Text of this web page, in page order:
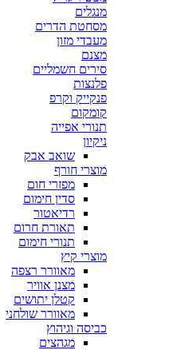
מנגלים
מסחטת הדרים
מעבדי מזון
מצנם
סירים חשמליים
פלנצות
פנקייק וקרפ
קומקום
תנורי אפייה
ניקיון
שואב אבק
מוצרי חורף
מפזרי חום
סדין חימום
רדיאטור
תאורת חרום
תנורי חימום
מוצרי קיץ
מאוורר רצפה
מצנן אוויר
קטלן יתושים
מאוורר שולחני
כביסה וגיהוץ
מגהצים